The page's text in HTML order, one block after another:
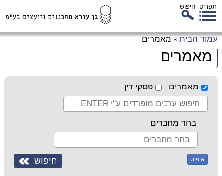
תפריט חיפוש
עמוד הבית » מאמרים
מאמרים
מאמרים פסקי דין
בחר מחברים
איפוס